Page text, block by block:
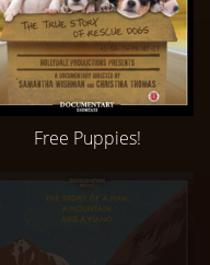
Free Puppies!